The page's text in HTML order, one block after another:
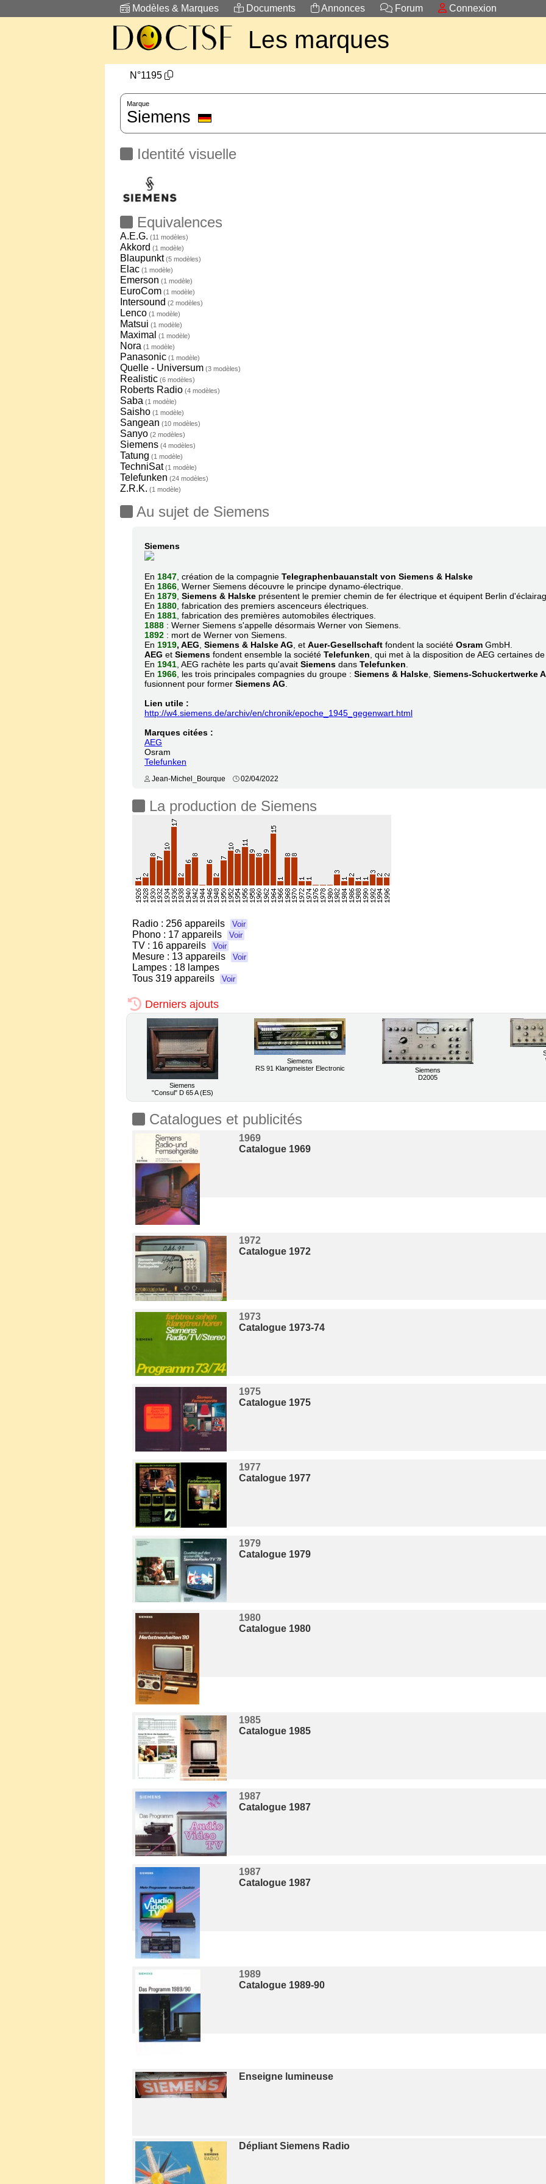
Modèles & Marques Documents Annonces Forum Connexion
Les marques
N°1195
Marque
Siemens
Identité visuelle
Equivalences
A.E.G. (11 modèles)
Akkord (1 modèle)
Blaupunkt(5 modèles)
Elac (1 modèle)
Emerson (1 modèle)
EuroCom (1 modèle)
Intersound (2 modèles)
Lenco (1 modèle)
Matsui (1 modèle)
Maximal (1 modèle)
Nora (1 modèle)
Panasonic (1 modèle)
Quelle - Universum (3 modèles)
Realistic (6 modèles)
Roberts Radio (4 modèles)
Saba (1 modèle)
Saisho (1 modèle)
Sangean (10 modèles)
Sanyo (2 modèles)
Siemens (4 modèles)
Tatung (1 modèle)
TechniSat(1 modèle)
Telefunken (24 modèles)
Z.R.K. (1 modèle)
Au sujet de Siemens
Siemens
En 1847 , création de la compagnie Telegraphenbauanstalt von Siemens & Halske
En 1866 , Werner Siemens découvre le principe dynamo-électrique.
En 1879 Siemens & Halske présentent le premier chemin de fer électrique et équipent Berlin
En 1880 , fabrication des premiers ascenceurs électriques.
En 1881 , fabrication des premières automobiles électriques.
1888 : Werner Siemens s'appelle désormais Werner von Siemens.
1892 : mort de Werner von Siemens.
En 1919, AEG Siemens & Halske AG , et Auer-Gesellschaft fondent la société Osram GmbH.
AEG et Siemens fondent ensemble la société Telefunken , qui met à la disposition de AEG certaines
En 1941 , AEG rachète les parts qu'avait Siemens dans Telefunken
En 1966 , les trois principales compagnies du groupe : Siemens & Halske Siemens-Schuckertwerke
fusionnent pour former Siemens AG
Lien utile :
http://w4.siemens.de/archiv/en/chronik/epoche_1945_gegenwart.html
Marques citées :
AEG
Osram
Telefunken
Jean-Michel_Bourque 02/04/2022
La production de Siemens
Radio : 256 appareils Voir
Phono : 17 appareils Voir
TV : 16 appareils Voir
Mesure : 13 appareils Voir
Lampes : 18 lampes
Tous 319 appareils Voir
Derniers ajouts
Siemens
"Consul" D 65 A (ES)
Siemens
RS 91 Klangmeister Electronic
Siemens
D2005
Catalogues et publicités
1969
Catalogue 1969
1972
Catalogue 1972
1973
Catalogue 1973-74
1975
Catalogue 1975
1977
Catalogue 1977
1979
Catalogue 1979
1980
Catalogue 1980
1985
Catalogue 1985
1987
Catalogue 1987
1987
Catalogue 1987
1989
Catalogue 1989-90
Enseigne lumineuse
Dépliant Siemens Radio